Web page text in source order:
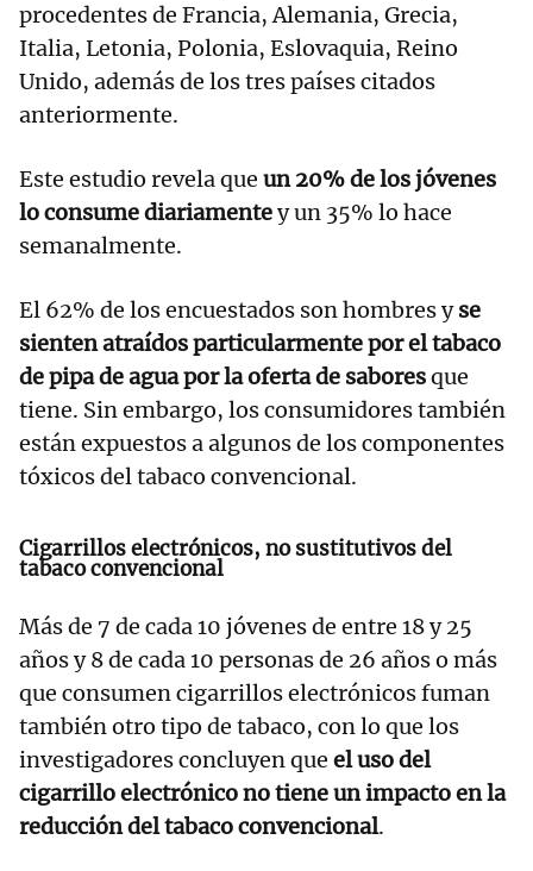
procedentes de Francia, Alemania, Grecia,
Italia, Letonia, Polonia, Eslovaquia, Reino
Unido, además de los tres países citados
anteriormente.
Este estudio revela que un 20% de los jóvenes
lo consume diariamentey un 35% lo hace
semanalmente.
El 62% de los encuestados son hombres yse
sienten atraídos particularmente por el tabaco
de pipa de agua por la oferta de saboresque
tiene. Sin embargo, los consumidores también
están expuestos a algunos de los componentes
tóxicos del tabaco convencional.
Cigarrillos electrónicos, no sustitutivos del
tabaco convencional
Más de 7 de cada 10 jóvenes de entre 18 y 25
años y 8 de cada 10 personas de 26 años o más
que consumen cigarrillos electrónicos fuman
también otro tipo de tabaco, con lo que los
investigadores concluyen que el uso del
cigarrillo electrónico no tiene un impacto en la
reducción del tabaco convencional.